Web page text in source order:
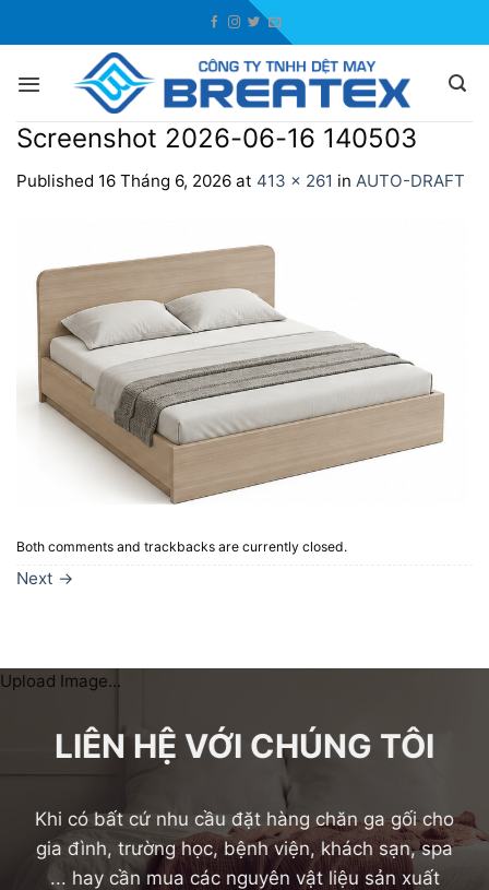
Screenshot 2026-06-16 140503
Published 16 Tháng 6, 2026 at 413 × 261 in AUTO-DRAFT
Both comments and trackbacks are currently closed.
Next →
LIÊN HỆ VỚI CHÚNG TÔI
Khi có bất cứ nhu cầu đặt hàng chăn ga gối cho
gia đình, trường học, bệnh viện, khách sạn, spa
... hay cần mua các nguyên vật liệu sản xuất
Upload Image...